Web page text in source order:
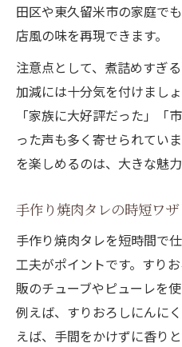
田区や東久留米市の家庭で
店風の味を再現できます。
注意点として、煮詰めすぎ
加減には十分気を付けまし
「家族に大好評だった」「
った声も多く寄せられてい
を楽しめるのは、大きな魅力
手作り焼肉タレの時短ワ
手作り焼肉タレを短時間で
工夫がポイントです。すり
販のチューブやピューレを
例えば、すりおろしにんに
えば、手間をかけずに香り